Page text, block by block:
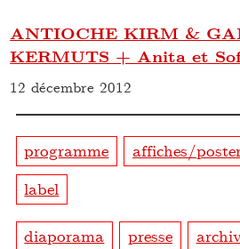
ANTIOCHE KIRM &
KERMUTS + Anita et
12 décembre 2012
programme affiches/
label
diaporama presse